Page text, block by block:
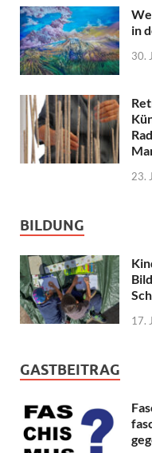
in
30.
23.
BILDUNG
17.
GASTBEITRAG